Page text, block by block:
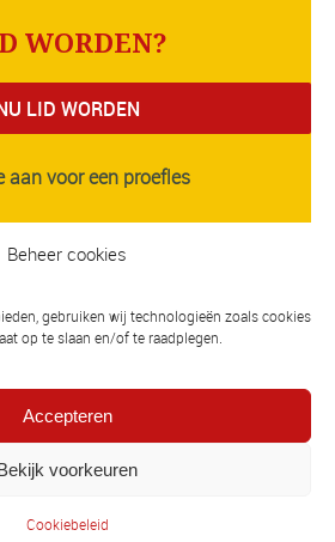
Beheer cookies
gebruiken wij technologieën zoals cookies
op te slaan en/of te raadplegen.
Accepteren
voorkeuren
Cookiebeleid
WORDEN?
LID WORDEN
aan voor een proefles
TOERNOOI
AANMELDEN
TRAININGSTIJDEN